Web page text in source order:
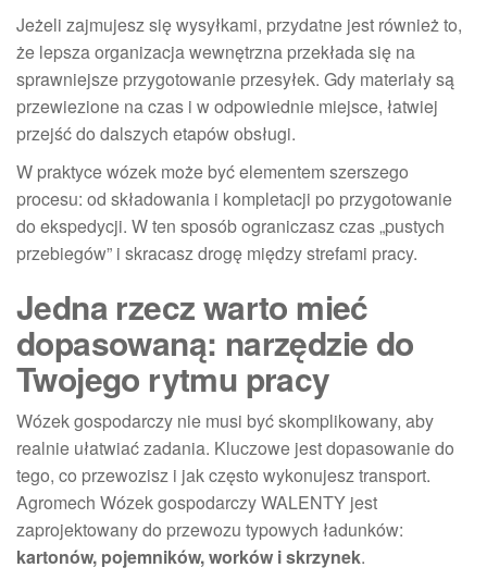
Jeżeli zajmujesz się wysyłkami, przydatne jest również to,
że lepsza organizacja wewnętrzna przekłada się na
sprawniejsze przygotowanie przesyłek. Gdy materiały są
przewiezione na czas i w odpowiednie miejsce, łatwiej
przejść do dalszych etapów obsługi.
W praktyce wózek może być elementem szerszego
procesu: od składowania i kompletacji po przygotowanie
do ekspedycji. W ten sposób ograniczasz czas „pustych
przebiegów” i skracasz drogę między strefami pracy.
Jedna rzecz warto mieć
dopasowaną: narzędzie do
Twojego rytmu pracy
Wózek gospodarczy nie musi być skomplikowany, aby
realnie ułatwiać zadania. Kluczowe jest dopasowanie do
tego, co przewozisz i jak często wykonujesz transport.
Agromech Wózek gospodarczy WALENTY jest
zaprojektowany do przewozu typowych ładunków:
kartonów, pojemników, worków i skrzynek.